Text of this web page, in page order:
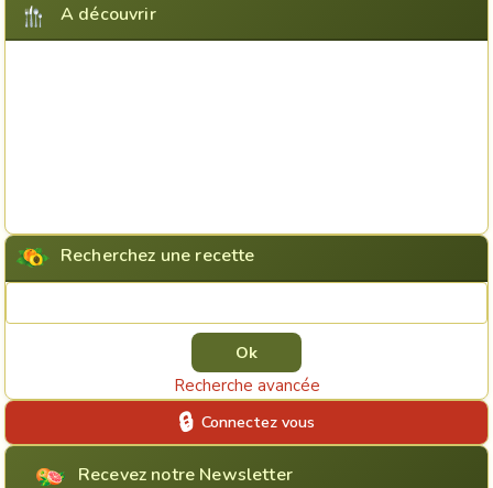
A découvrir
Recherchez une recette
Recherche avancée
Connectez vous
Recevez notre Newsletter